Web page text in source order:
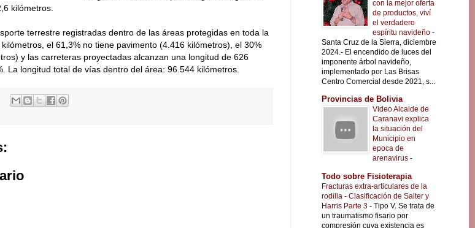
kilómetros.
terrestre registradas dentro de las áreas protegidas en toda la
el 61,3% no tiene pavimento (4.416 kilómetros), el 30%
y las carreteras proyectadas alcanzan una longitud de 626
La longitud total de vías dentro del área: 96.544 kilómetros.
con la mejor oferta
de productos, viví
el verdadero
espíritu navideño -
Santa Cruz de la Sierra, diciembre
2024.- El encendido de luces del
imponente árbol navideño,
implementado por Las Brisas
Centro Comercial desde 2021, s...
Provincias de Bolivia
Video Alcalde de
Caranavi explica
la situación del
Municipio en
epoca de
arenavirus -
Todo sobre Fisioterapia
Fracturas extra-articulares de la
rodilla - Clasificación de Salter y
Harris Parte 3 - Tipo V. Se trata de
un traumatismo fisario por
compresión cuya existencia es